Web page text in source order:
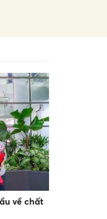
về chất